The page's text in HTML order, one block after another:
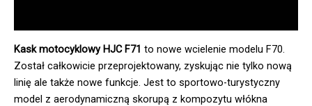
Kask motocyklowy HJC F71 to nowe wcielenie modelu F70.
Został całkowicie przeprojektowany, zyskując nie tylko nową
linię ale także nowe funkcje. Jest to sportowo-turystyczny
model z aerodynamiczną skorupą z kompozytu włókna